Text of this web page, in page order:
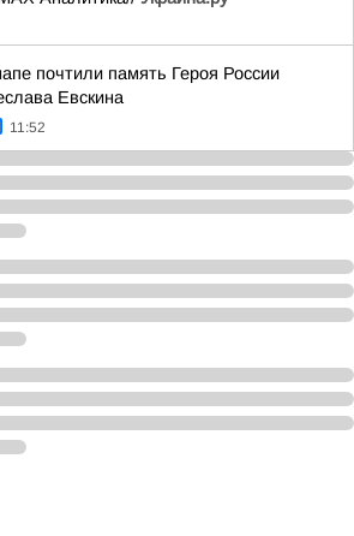
почтили память Героя России
Евскина
11:52